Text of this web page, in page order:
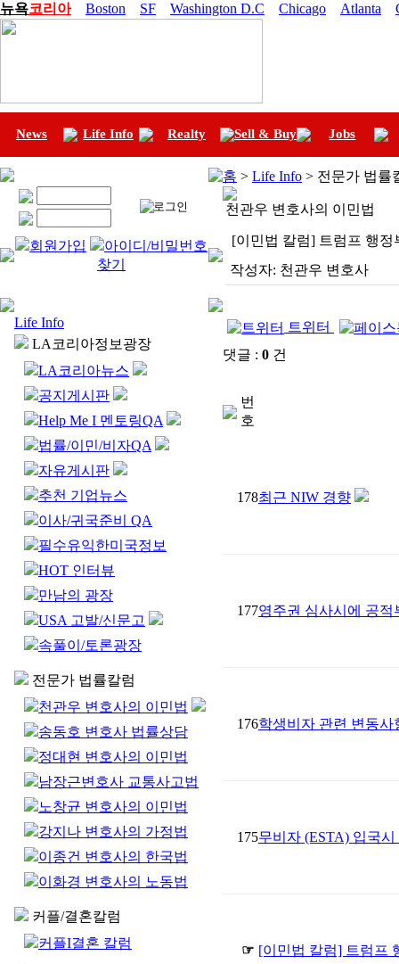
뉴욕코리아 Boston SF Washington D.C Chicago Atlanta
News Life Info Realty Sell & Buy Jobs
회원가입
아이디/비밀번호
찾기
Life Info
LA코리아정보광장
LA코리아뉴스
공지게시판
Help Me I 멘토링QA
법률/이민/비자QA
자유게시판
추천 기업뉴스
이사/귀국준비 QA
필수유익한미국정보
HOT 인터뷰
만남의 광장
USA 고발/신문고
속풀이/토론광장
전문가 법률칼럼
천관우 변호사의 이민법
송동호 변호사 법률상담
정대현 변호사의 이민법
남장근변호사 교통사고법
노창균 변호사의 이민법
강지나 변호사의 가정법
이종건 변호사의 한국법
이화경 변호사의 노동법
커플/결혼칼럼
커플I결혼 칼럼
홈 > Life Info > 전문가 법률
천관우 변호사의 이민법
[이민법 칼럼] 트럼프 행
작성자: 천관우 변호사
트위터
댓글 : 0 건
번
호
178최근 NIW 경향
177영주권 심사시에 공적
176학생비자 관련 변동사
175무비자 (ESTA) 입국
☞ [이민법 칼럼] 트럼프